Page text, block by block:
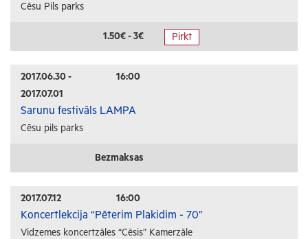
Konferences
Kursi un semināri
Radošās darbnīcas
Lekcijas
Interešu pasākumi
Ģimenēm ar bērniem
Cēsu Pils parks
1.50€ - 3€ Pirkt
2017.06.30 -
2017.07.01
16:00
Sarunu festivāls LAMPA
Cēsu pils parks
Bezmaksas
2017.07.12 16:00
Koncertlekcija “Pēterim Plakidim - 70”
Vidzemes koncertzāles “Cēsis” Kamerzāle